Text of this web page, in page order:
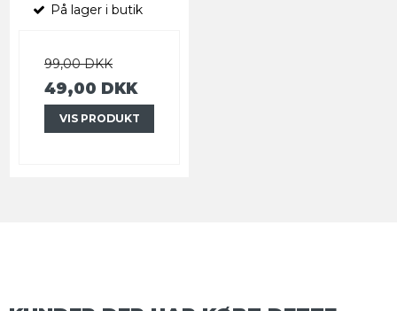
På lager i butik
99,00 DKK
49,00 DKK
VIS PRODUKT